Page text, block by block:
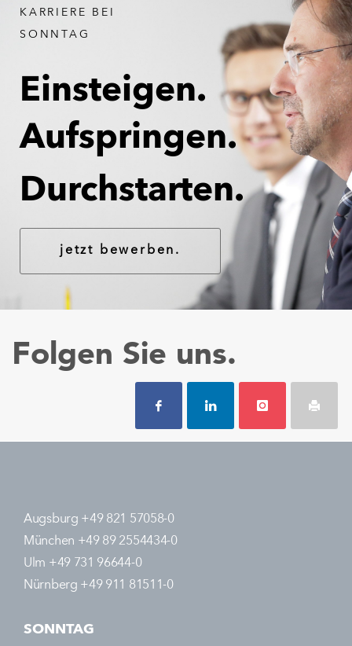
KARRIERE BEI
SONNTAG
Einsteigen.
Aufspringen.
Durchstarten.
jetzt bewerben.
Folgen Sie uns.
Augsburg +49 821 57058-0
München +49 89 2554434-0
Ulm +49 731 96644-0
Nürnberg +49 911 81511-0
SONNTAG